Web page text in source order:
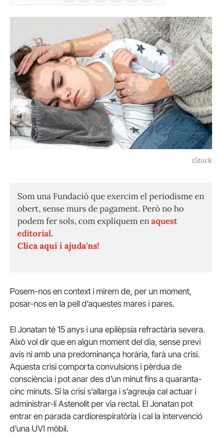
iStock
Som una Fundació que exercim el periodisme en
obert, sense murs de pagament. Però no ho
podem fer sols, com expliquem enaquest
editorial.
Clica aquí i ajuda'ns!
Posem-nos en context i mirem de, per un moment,
posar-nos en la pell d’aquestes mares i pares.
El Jonatan té 15 anys i una epilèpsia refractària severa.
Això vol dir que en algun moment del dia, sense previ
avis ni amb una predominança horària, farà una crisi.
Aquesta crisi comporta convulsions i pèrdua de
consciència i pot anar des d’un minut fins a quaranta-
cinc minuts. Si la crisi s’allarga i s’agreuja cal actuar i
administrar-li Astenolit per via rectal. El Jonatan pot
entrar en parada cardiorespiratòria i cal la intervenció
d’una UVI mòbil.